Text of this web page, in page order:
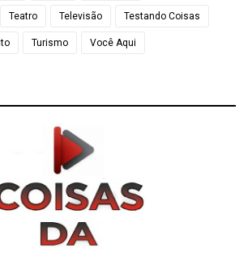
Teatro Televisão Testando Coisas
Turismo Você Aqui